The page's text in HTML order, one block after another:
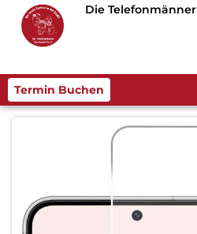
Die Telefonmänner
Termin Buchen